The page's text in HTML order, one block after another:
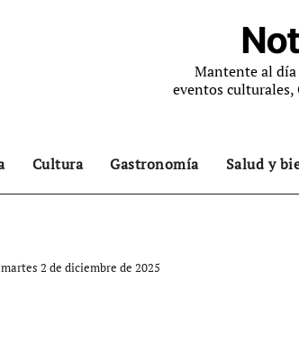
Mantente al
eventos culturales,
Cultura Gastronomía Salud y
2 de diciembre de 2025